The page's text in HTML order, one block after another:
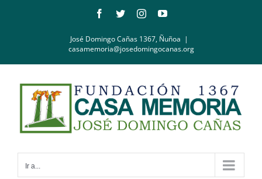
Facebook
TwitterInstagramYouTube
José Domingo Cañas 1367, Ñuñoa |
casamemoria@josedomingocanas.org
Ir a...